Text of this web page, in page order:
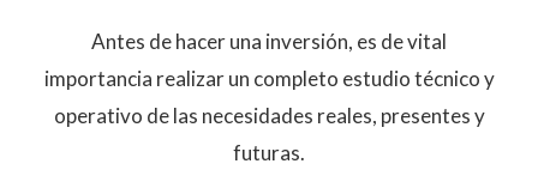
Antes de hacer una inversión, es de vital
importancia realizar un completo estudio técnico y
operativo de las necesidades reales, presentes y
futuras.